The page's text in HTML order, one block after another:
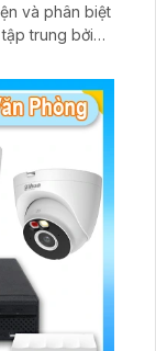
và phân biệt
trung bởi